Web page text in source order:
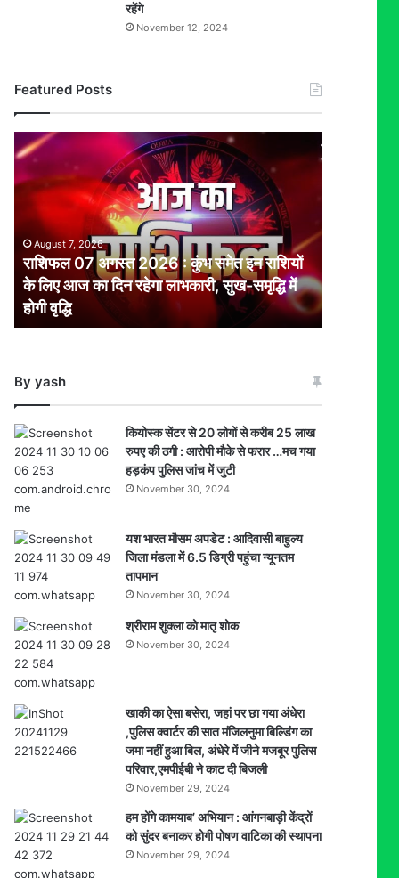
रहेंगे
November 12, 2024
Featured Posts
राशिफल
07
अगस्त
2026
कुंभ
समेत
राशियों
के
लिए
दिन
रहेगा
सुख-
समृद्धि
में
होगी
वृद्धि
August 7, 2026
राशिफल 07 अगस्त 2026 : कुंभ समेत इन राशियों
के लिए आज का दिन रहेगा लाभकारी, सुख-समृद्धि में
होगी वृद्धि
By yash
कियोस्क सेंटर से 20 लोगों से करीब 25 लाख
रुपए की ठगी : आरोपी मौके से फरार …मच गया
हड़कंप पुलिस जांच में जुटी
November 30, 2024
यश भारत मौसम अपडेट : आदिवासी बाहुल्य
जिला मंडला में 6.5 डिग्री पहुंचा न्यूनतम
तापमान
November 30, 2024
श्रीराम शुक्ला को मातृ शोक
November 30, 2024
खाकी का ऐसा बसेरा, जहां पर छा गया अंधेरा
,पुलिस क्वार्टर की सात मंजिलनुमा बिल्डिंग का
जमा नहीं हुआ बिल, अंधेरे में जीने मजबूर पुलिस
परिवार,एमपीईबी ने काट दी बिजली
November 29, 2024
हम होंगे कामयाब’ अभियान : आंगनबाड़ी केंद्रों
को सुंदर बनाकर होगी पोषण वाटिका की स्थापना
November 29, 2024